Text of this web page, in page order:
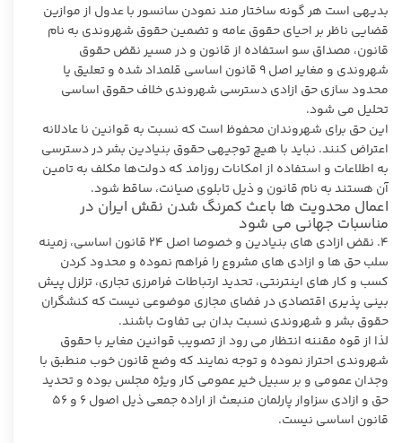
بدیهی است هر گونه ساختار مند نمودن سانسور با عدول از موازین
قضایی ناظر بر احیای حقوق عامه و تضمین حقوق شهروندی به نام
قانون، مصداق سو استفاده از قانون و در مسیر نقض حقوق
شهروندی و مغایر اصل ۹ قانون اساسی قلمداد شده و تعلیق یا
محدود سازی حق ازادی دسترسی شهروندی خلاف حقوق اساسی
تحلیل می شود.
این حق برای شهروندان محفوظ است که نسبت به قوانین نا عادلانه
اعتراض کنند. نباید با هیچ توجیهی حقوق بنیادین بشر در دسترسی
به اطلاعات و استفاده از امکانات روزامد که دولت‌ها مکلف به تامین
آن هستند به نام قانون و ذیل تابلوی صیانت، ساقط شود.
اعمال محدویت ها باعث کمرنگ شدن نقش ایران در
مناسبات جهانی می شود
۴. نقض ازادی های بنیادین و خصوصا اصل ٢۴ قانون اساسی، زمینه
سلب حق ها و ازادی های مشروع را فراهم نموده و محدود کردن
کسب و کار های اینترنتی، تحدید ارتباطات فرامرزی تجاری، تزلزل پیش
بینی پذیری اقتصادی در فضای مجازی موضوعی نیست که کنشگران
حقوق بشر و شهروندی نسبت بدان بی تفاوت باشند.
لذا از قوه مقننه انتظار می رود از تصویب قوانین مغایر با حقوق
شهروندی احتراز نموده و توجه نمایند که وضع قانون خوب منطبق با
وجدان عمومی و بر سبیل خیر عمومی کار ویژه مجلس بوده و تحدید
حق و ازادی سزاوار پارلمان منبعث از اراده جمعی ذیل اصول ۶ و ۵۶
قانون اساسی نیست.